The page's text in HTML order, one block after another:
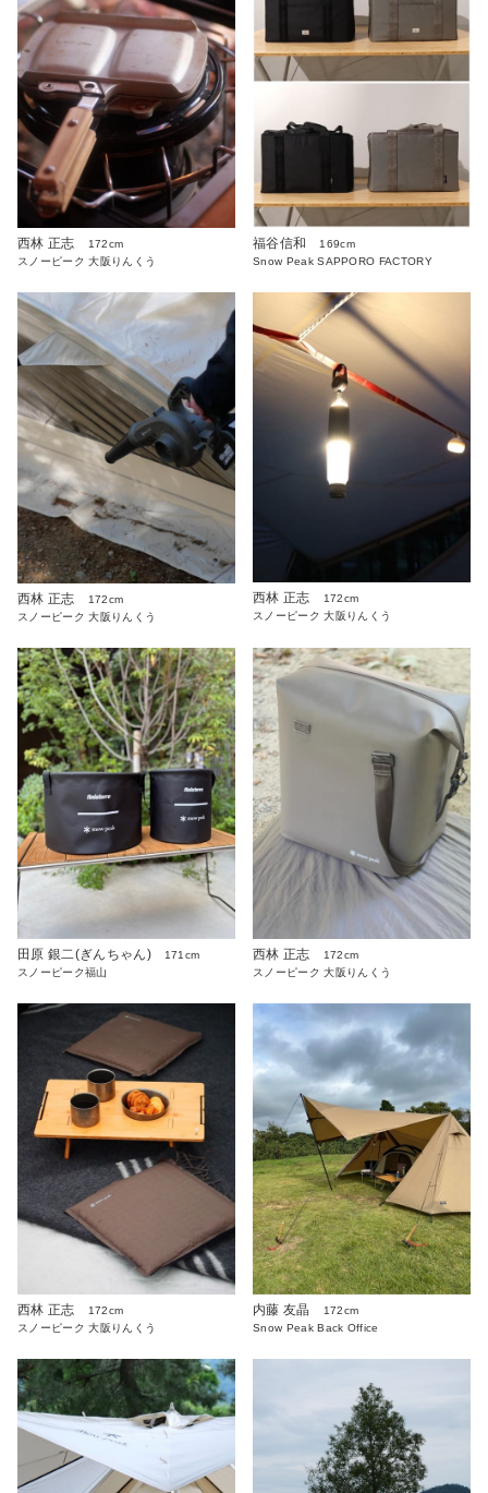
西林 正志
172cm
スノーピーク 大阪りんくう
福谷信和
169cm
Snow Peak SAPPORO FACTORY
西林 正志
172cm
スノーピーク 大阪りんくう
西林 正志
172cm
スノーピーク 大阪りんくう
田原 銀二(ぎんちゃん)
171cm
スノーピーク福山
西林 正志
172cm
スノーピーク 大阪りんくう
西林 正志
172cm
スノーピーク 大阪りんくう
内藤 友晶
172cm
Snow Peak Back Office